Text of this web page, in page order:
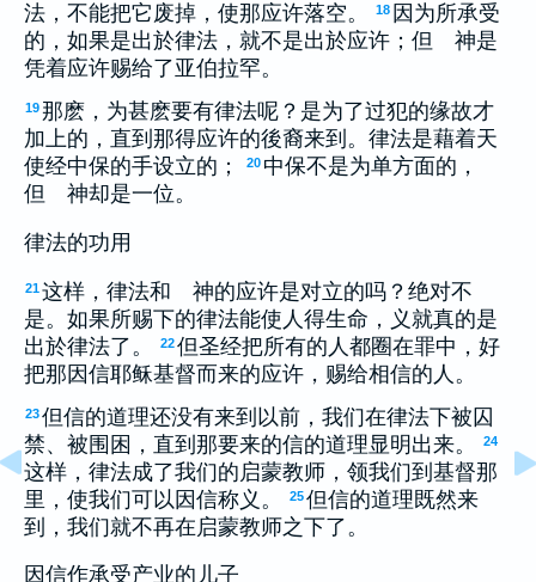
法，不能把它废掉，使那应许落空。
18 因为所承受
的，如果是出於律法，就不是出於应许；但 神是
凭着应许赐给了亚伯拉罕。
19那麽，为甚麽要有律法呢？是为了过犯的缘故才
加上的，直到那得应许的後裔来到。律法是藉着天
使经中保的手设立的；
20 中保不是为单方面的，
但 神却是一位。
律法的功用
21这样，律法和 神的应许是对立的吗？绝对不
是。如果所赐下的律法能使人得生命，义就真的是
出於律法了。
22但圣经把所有的人都圈在罪中，好
把那因信耶稣基督而来的应许，赐给相信的人。
23但信的道理还没有来到以前，我们在律法下被囚
禁、被围困，直到那要来的信的道理显明出来。
24
这样，律法成了我们的启蒙教师，领我们到基督那
里，使我们可以因信称义。
25但信的道理既然来
到，我们就不再在启蒙教师之下了。
因信作承受产业的儿子